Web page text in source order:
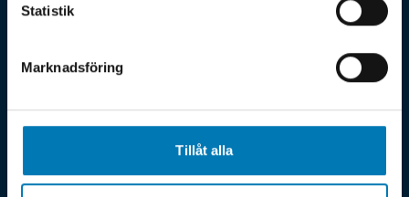
Statistik
Marknadsföring
Tillåt alla
optimera effektuttaget. Vi genomför
energikartläggningar i Hultsfred som ger dig konkret
beslutsunderlag och tydliga åtgärdsförslag kopplade
till verksamhetens ekonomi.
El & energi